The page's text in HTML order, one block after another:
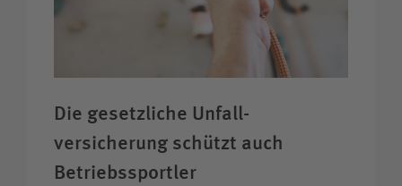
Die gesetzliche Unfall­
versicherung schützt auch
Betriebs­sportler